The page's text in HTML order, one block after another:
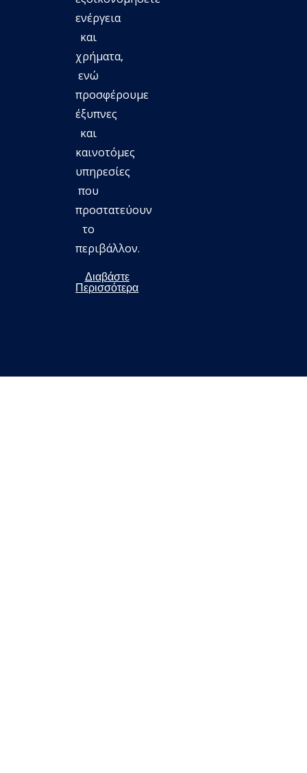
ενέργεια
και
χρήματα,
ενώ
προσφέρουμε
έξυπνες
και
καινοτόμες
υπηρεσίες
που
προστατεύουν
το
περιβάλλον.
Διαβάστε
Περισσότερα